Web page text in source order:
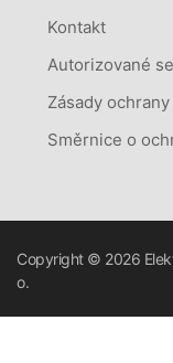
Kontakt
Autorizované
Zásady
Směrnice o
Copyright © 2026
o.